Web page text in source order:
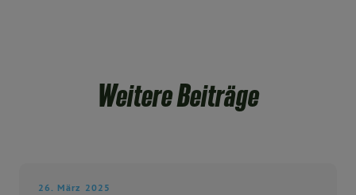
Weitere Beiträge
26. März 2025